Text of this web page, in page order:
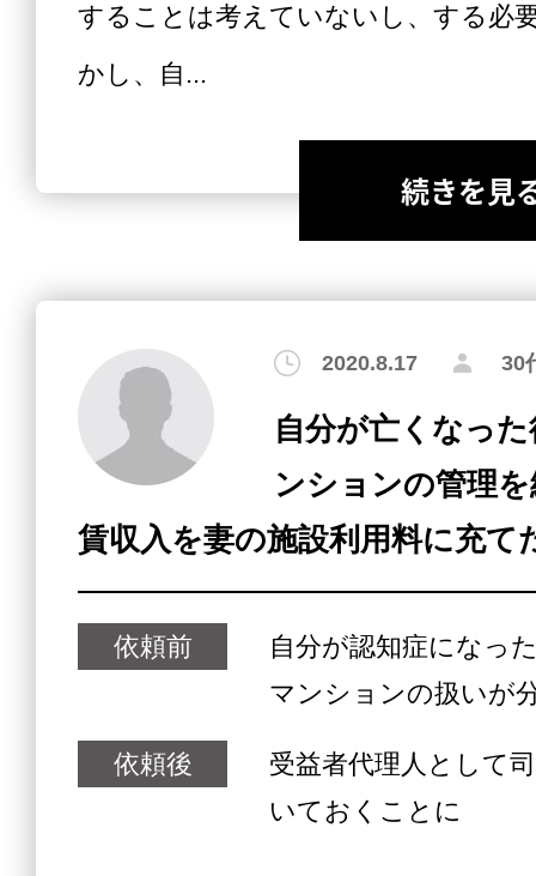
することは考えていないし、する必
かし、自...
続きを見
2020.8.17 30
自分が亡くなっ
ンションの管理
賃収入を妻の施設利用料に充て
依頼前
自分が認知症になっ
マンションの扱いが
依頼後
受益者代理人として
いておくことに